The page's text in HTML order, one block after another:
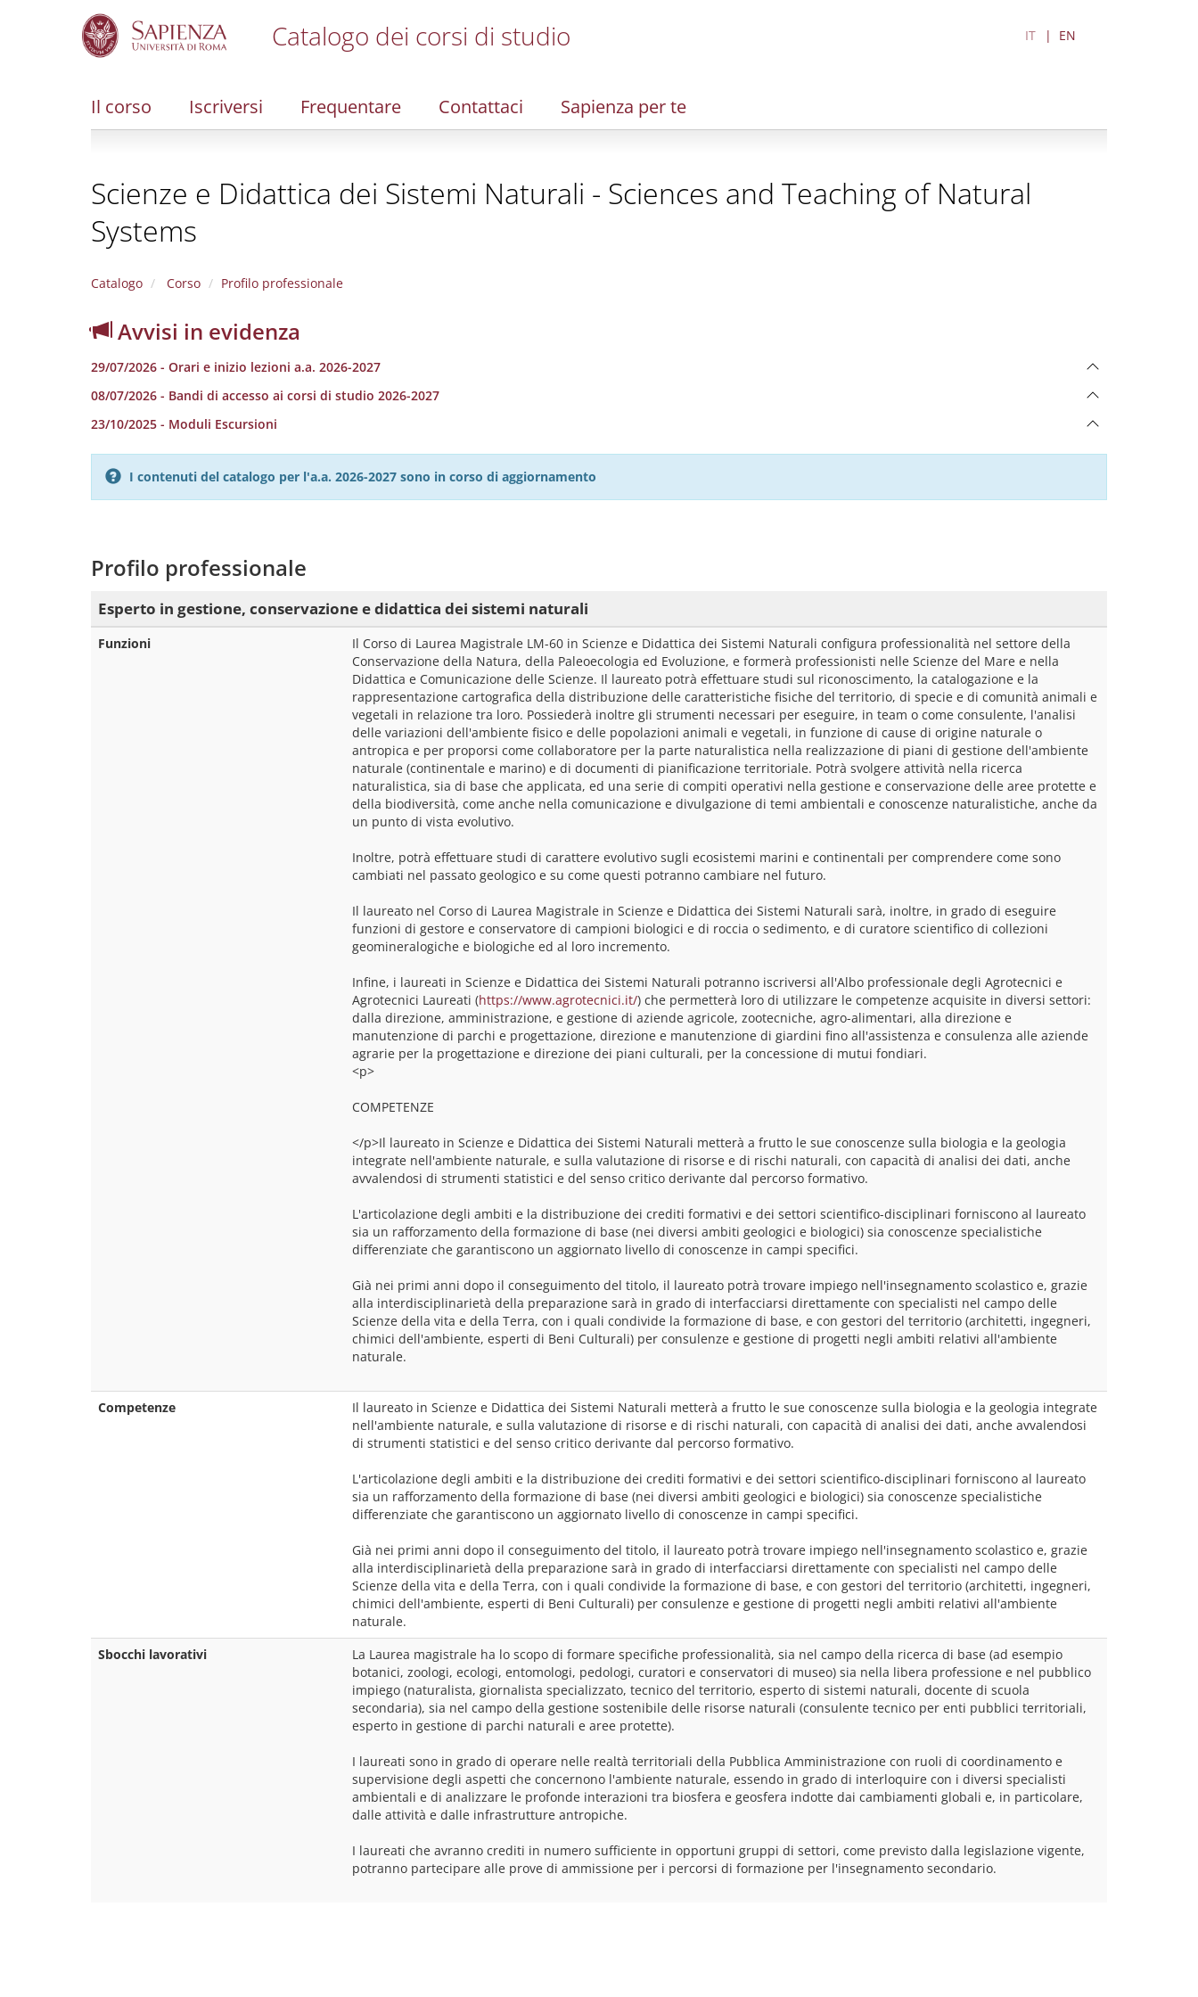
Catalogo dei corsi di studio IT EN
Il corso Iscriversi Frequentare Contattaci Sapienza per te
Scienze e Didattica dei Sistemi Naturali - Sciences and Teaching of Natural
Systems
Catalogo Corso Profilo professionale
Avvisi in evidenza
29/07/2026 - Orari e inizio lezioni a.a. 2026-2027
08/07/2026 - Bandi di accesso ai corsi di studio 2026-2027
23/10/2025 - Moduli Escursioni
I contenuti del catalogo per l'a.a. 2026-2027 sono in corso di aggiornamento
Profilo professionale
Esperto in gestione, conservazione e didattica dei sistemi naturali
Funzioni
Il Corso di Laurea Magistrale LM-60 in Scienze e Didattica dei Sistemi Naturali configura professionalità nel settore della
Conservazione della Natura, della Paleoecologia ed Evoluzione, e formerà professionisti nelle Scienze del Mare e nella
Didattica e Comunicazione delle Scienze. Il laureato potrà effettuare studi sul riconoscimento, la catalogazione e la
rappresentazione cartografica della distribuzione delle caratteristiche fisiche del territorio, di specie e di comunità animali e
vegetali in relazione tra loro. Possiederà inoltre gli strumenti necessari per eseguire, in team o come consulente, l'analisi
delle variazioni dell'ambiente fisico e delle popolazioni animali e vegetali, in funzione di cause di origine naturale o
antropica e per proporsi come collaboratore per la parte naturalistica nella realizzazione di piani di gestione dell'ambiente
naturale (continentale e marino) e di documenti di pianificazione territoriale. Potrà svolgere attività nella ricerca
naturalistica, sia di base che applicata, ed una serie di compiti operativi nella gestione e conservazione delle aree protette e
della biodiversità, come anche nella comunicazione e divulgazione di temi ambientali e conoscenze naturalistiche, anche da
un punto di vista evolutivo.
Inoltre, potrà effettuare studi di carattere evolutivo sugli ecosistemi marini e continentali per comprendere come sono
cambiati nel passato geologico e su come questi potranno cambiare nel futuro.
Il laureato nel Corso di Laurea Magistrale in Scienze e Didattica dei Sistemi Naturali sarà, inoltre, in grado di eseguire
funzioni di gestore e conservatore di campioni biologici e di roccia o sedimento, e di curatore scientifico di collezioni
geomineralogiche e biologiche ed al loro incremento.
Infine, i laureati in Scienze e Didattica dei Sistemi Naturali potranno iscriversi all'Albo professionale degli Agrotecnici e
Agrotecnici Laureati (https://www.agrotecnici.it/) che permetterà loro di utilizzare le competenze acquisite in diversi settori:
dalla direzione, amministrazione, e gestione di aziende agricole, zootecniche, agro-alimentari, alla direzione e
manutenzione di parchi e progettazione, direzione e manutenzione di giardini fino all'assistenza e consulenza alle aziende
<p>
COMPETENZE
</p>Il laureato in Scienze e Didattica dei Sistemi Naturali metterà a frutto le sue conoscenze sulla biologia e la geologia
integrate nell'ambiente naturale, e sulla valutazione di risorse e di rischi naturali, con capacità di analisi dei dati, anche
avvalendosi di strumenti statistici e del senso critico derivante dal percorso formativo.
L'articolazione degli ambiti e la distribuzione dei crediti formativi e dei settori scientifico-disciplinari forniscono al laureato
sia un rafforzamento della formazione di base (nei diversi ambiti geologici e biologici) sia conoscenze specialistiche
differenziate che garantiscono un aggiornato livello di conoscenze in campi specifici.
Già nei primi anni dopo il conseguimento del titolo, il laureato potrà trovare impiego nell'insegnamento scolastico e, grazie
alla interdisciplinarietà della preparazione sarà in grado di interfacciarsi direttamente con specialisti nel campo delle
Scienze della vita e della Terra, con i quali condivide la formazione di base, e con gestori del territorio (architetti, ingegneri,
chimici dell'ambiente, esperti di Beni Culturali) per consulenze e gestione di progetti negli ambiti relativi all'ambiente
naturale.
Competenze
Il laureato in Scienze e Didattica dei Sistemi Naturali metterà a frutto le sue conoscenze sulla biologia e la geologia integrate
nell'ambiente naturale, e sulla valutazione di risorse e di rischi naturali, con capacità di analisi dei dati, anche avvalendosi
di strumenti statistici e del senso critico derivante dal percorso formativo.
L'articolazione degli ambiti e la distribuzione dei crediti formativi e dei settori scientifico-disciplinari forniscono al laureato
sia un rafforzamento della formazione di base (nei diversi ambiti geologici e biologici) sia conoscenze specialistiche
differenziate che garantiscono un aggiornato livello di conoscenze in campi specifici.
Già nei primi anni dopo il conseguimento del titolo, il laureato potrà trovare impiego nell'insegnamento scolastico e, grazie
alla interdisciplinarietà della preparazione sarà in grado di interfacciarsi direttamente con specialisti nel campo delle
Scienze della vita e della Terra, con i quali condivide la formazione di base, e con gestori del territorio (architetti, ingegneri,
chimici dell'ambiente, esperti di Beni Culturali) per consulenze e gestione di progetti negli ambiti relativi all'ambiente
Sbocchi lavorativi
La Laurea magistrale ha lo scopo di formare specifiche professionalità, sia nel campo della ricerca di base (ad esempio
botanici, zoologi, ecologi, entomologi, pedologi, curatori e conservatori di museo) sia nella libera professione e nel pubblico
impiego (naturalista, giornalista specializzato, tecnico del territorio, esperto di sistemi naturali, docente di scuola
secondaria), sia nel campo della gestione sostenibile delle risorse naturali (consulente tecnico per enti pubblici territoriali,
esperto in gestione di parchi naturali e aree protette).
I laureati sono in grado di operare nelle realtà territoriali della Pubblica Amministrazione con ruoli di coordinamento e
supervisione degli aspetti che concernono l'ambiente naturale, essendo in grado di interloquire con i diversi specialisti
ambientali e di analizzare le profonde interazioni tra biosfera e geosfera indotte dai cambiamenti globali e, in particolare,
dalle attività e dalle infrastrutture antropiche.
I laureati che avranno crediti in numero sufficiente in opportuni gruppi di settori, come previsto dalla legislazione vigente,